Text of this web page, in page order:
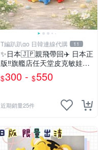
T編趴趴go 日韓連線代購 11
✨日本🇯🇵親飛帶回✈️ 日本正
版‼️旗艦店任天堂皮克敏娃娃
PIKMIN 小吊飾 鑰匙圈
$300 - $550
近期銷量25件